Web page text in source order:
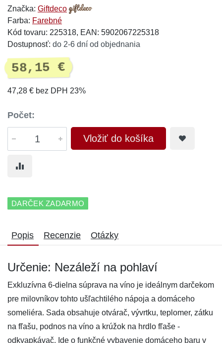
Značka: Giftdeco
Farba: Farebné
Kód tovaru: 225318, EAN: 5902067225318
Dostupnosť: do 2-6 dní od objednania
58,15 €
47,28 € bez DPH 23%
Počet:
Vložiť do košíka
DARČEK ZADARMO
Popis Recenzie Otázky
Určenie: Nezáleží na pohlaví
Exkluzívna 6-dielna súprava na víno je ideálnym darčekom
pre milovníkov tohto ušľachtilého nápoja a domáceho
someliéra. Sada obsahuje otvárač, vývrtku, teplomer, zátku
na fľašu, podnos na víno a krúžok na hrdlo fľaše -
odkvapkávač. Ide o funkčné vybavenie domáceho baru v